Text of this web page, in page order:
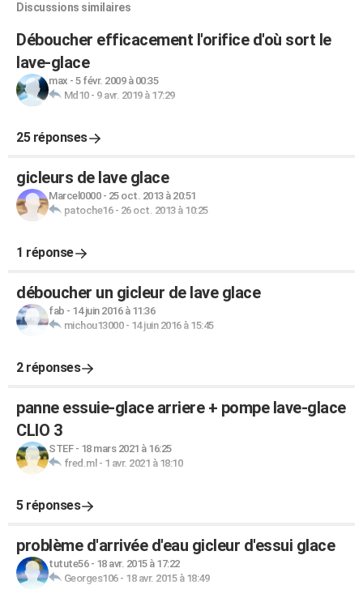
Discussions similaires
Déboucher efficacement l'orifice d'où sort le
lave-glace
max - 5 févr. 2009 à 00:35
Md10- 9 avr. 2019 à 17:29
25 réponses
gicleurs de lave glace
Marcel0000- 25 oct. 2013 à 20:51
patoche16- 26 oct. 2013 à 10:25
1 réponse
déboucher un gicleur de lave glace
fab - 14 juin 2016 à 11:36
michou13000- 14 juin 2016 à 15:45
2 réponses
panne essuie-glace arriere + pompe lave-glace
CLIO 3
STEF- 18 mars 2021 à 16:25
fred.ml - 1 avr. 2021 à 18:10
5 réponses
problème d'arrivée d'eau gicleur d'essui glace
tutute56- 18 avr. 2015 à 17:22
Georges106- 18 avr. 2015 à 18:49